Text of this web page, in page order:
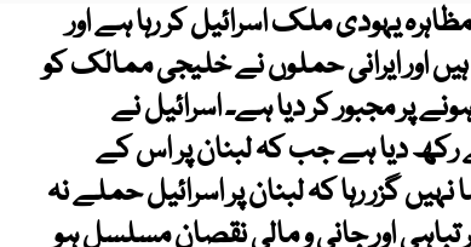
یہودی ملک اسرائیل کر رہا ہے اور
اور ایرانی حملوں نے خلیجی ممالک کو
پر مجبور کر دیا ہے۔ اسرائیل نے
رکھ دیا ہے جب کہ لبنان پر اس کے
گزر رہا کہ لبنان پر اسرائیل حملے نہ
اور جانی و مالی نقصان مسلسل ہو